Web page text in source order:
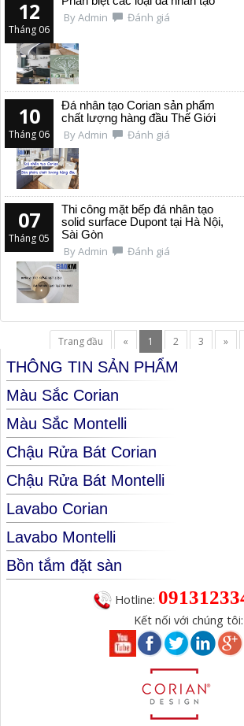
12
Tháng 06
By Admin Đánh giá
10
Tháng 06
Đá nhân tạo Corian sản phẩm
chất lượng hàng đầu Thế Giới
By Admin Đánh giá
07
Tháng 05
Thi công mặt bếp đá nhân tạo
solid surface Dupont tại Hà Nội,
Sài Gòn
By Admin Đánh giá
Trang đầu « 1 2 3 »
THÔNG TIN SẢN PHẨM
Màu Sắc Corian
Màu Sắc Montelli
Chậu Rửa Bát Corian
Chậu Rửa Bát Montelli
Lavabo Corian
Lavabo Montelli
Bồn tắm đặt sàn
Hotline:
Kết nối với chúng tôi: